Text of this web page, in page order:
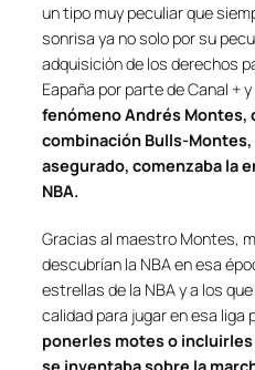
un tipo muy peculiar que
sonrisa ya no solo por su
adquisición de los derechos
Eapaña por parte de Canal + y
fenómeno Andrés Montes,
combinación Bulls-
asegurado, comenzaba la
NBA.
Gracias al maestro Montes,
descubrían la NBA en esa
estrellas de la NBA y a los
calidad para jugar en esa liga
ponerles motes o